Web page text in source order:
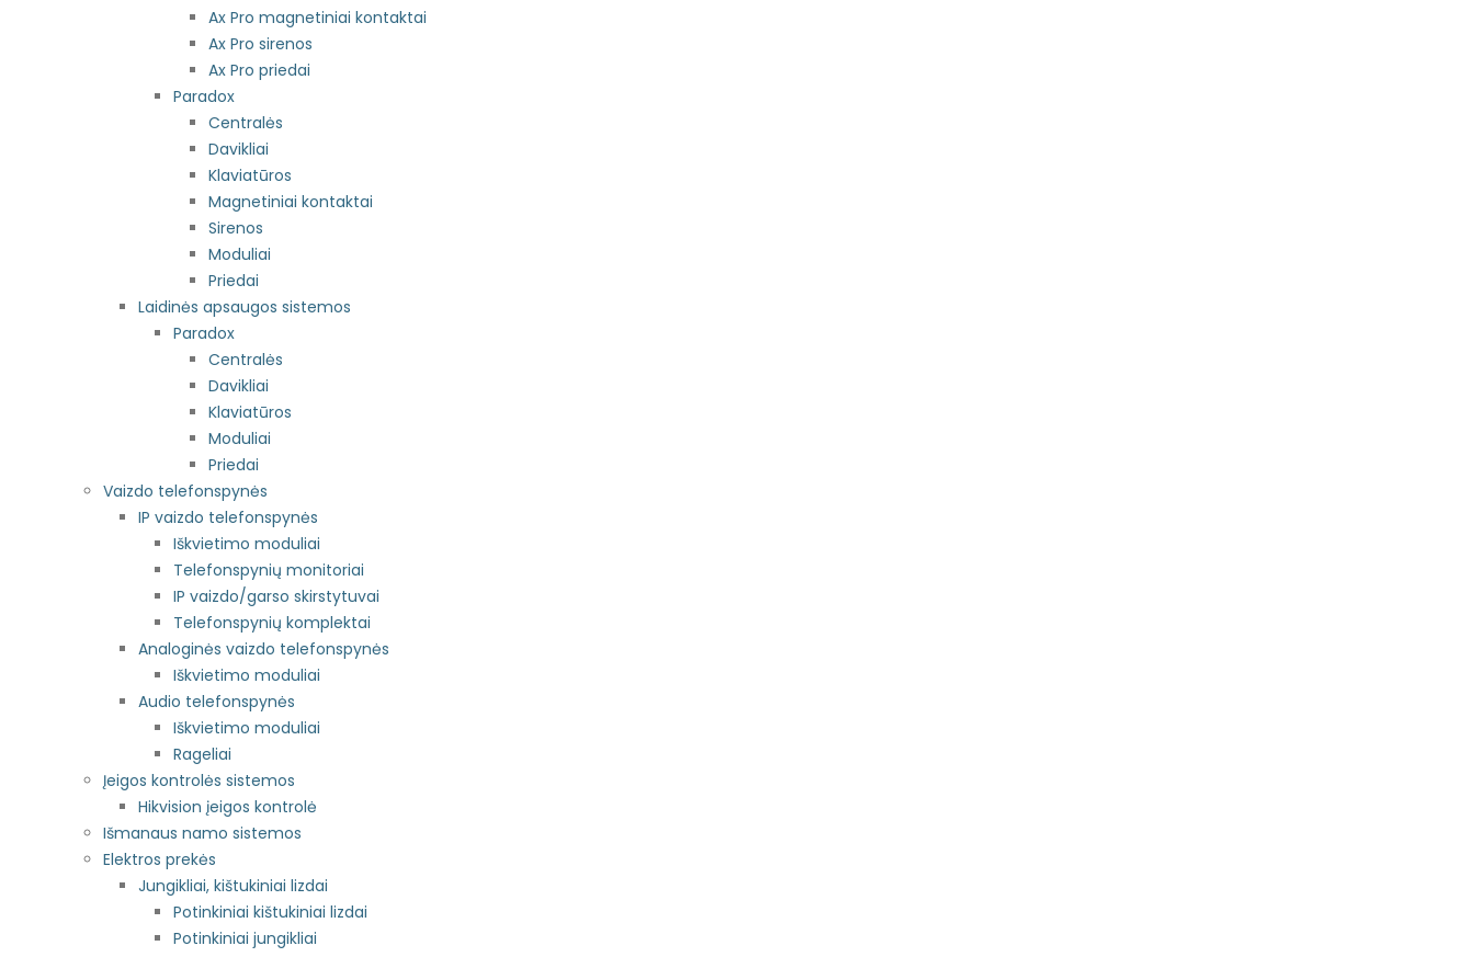
Ax Pro magnetiniai kontaktai
Ax Pro sirenos
Ax Pro priedai
Paradox
Centralės
Davikliai
Klaviatūros
Magnetiniai kontaktai
Sirenos
Moduliai
Priedai
Laidinės apsaugos sistemos
Paradox
Centralės
Davikliai
Klaviatūros
Moduliai
Priedai
Vaizdo telefonspynės
IP vaizdo telefonspynės
Iškvietimo moduliai
Telefonspynių monitoriai
IP vaizdo/garso skirstytuvai
Telefonspynių komplektai
Analoginės vaizdo telefonspynės
Iškvietimo moduliai
Audio telefonspynės
Iškvietimo moduliai
Rageliai
Įeigos kontrolės sistemos
Hikvision įeigos kontrolė
Išmanaus namo sistemos
Elektros prekės
Jungikliai, kištukiniai lizdai
Potinkiniai kištukiniai lizdai
Potinkiniai jungikliai